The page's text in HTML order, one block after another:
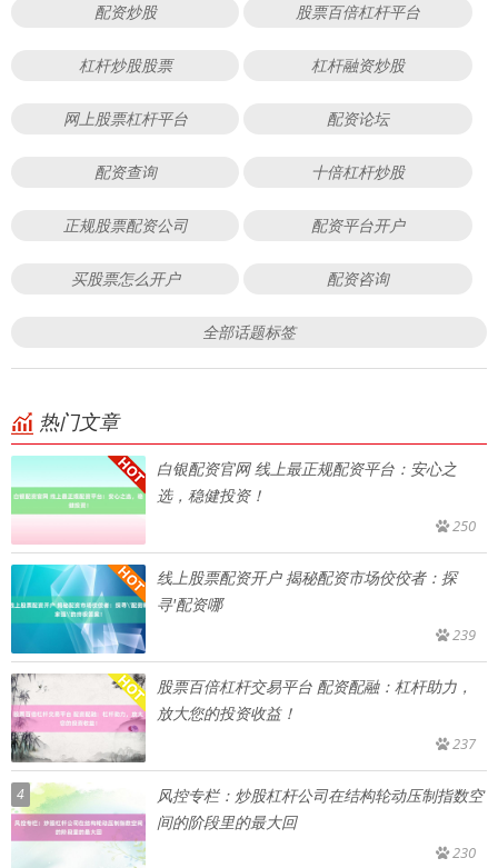
配资炒股 股票百倍杠杆平台
杠杆炒股股票 杠杆融资炒股
网上股票杠杆平台 配资论坛
配资查询 十倍杠杆炒股
正规股票配资公司 配资平台开户
买股票怎么开户 配资咨询
全部话题标签
热门文章
白银配资官网 线上最正规配资平台：安心之
选，稳健投资！
250
线上股票配资开户 揭秘配资市场佼佼者：探
寻'配资哪
239
股票百倍杠杆交易平台 配资配融：杠杆助力，
放大您的投资收益！
237
4
风控专栏：炒股杠杆公司在结构轮动压制指数空
间的阶段里的最大回
230